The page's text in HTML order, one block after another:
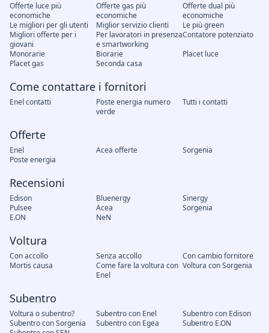
Offerte luce più
economiche
Offerte gas più
economiche
Offerte dual più
economiche
Le migliori per gli utenti
Miglior servizio clienti
Le più green
Migliori offerte per i
giovani
Per lavoratori in presenza
e smartworking
Contatore potenziato
Monorarie
Biorarie
Placet luce
Placet gas
Seconda casa
Come contattare i fornitori
Enel contatti
Poste energia numero
verde
Tutti i contatti
Offerte
Enel Acea offerte
Sorgenia
Poste energia
Recensioni
Edison Bluenergy
Sinergy
Pulsee
Acea
Sorgenia
E.ON
NeN
Voltura
Con accollo Senza accollo
Con cambio fornitore
Mortis causa
Come fare la voltura con
Enel
Voltura con Sorgenia
Subentro
Voltura o subentro? Subentro con Enel
Subentro con Edison
Subentro con Sorgenia
Subentro con Egea
Subentro E.ON